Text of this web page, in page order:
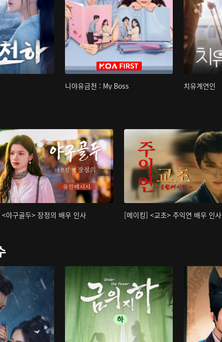
니야유금천 : My Boss 치유계연인
야구골두> 장정의 배우 인사 [메이킹] <교초> 주익연 배우 인사